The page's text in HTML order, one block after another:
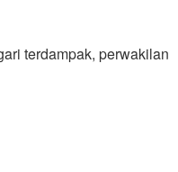
terdampak, perwakilan